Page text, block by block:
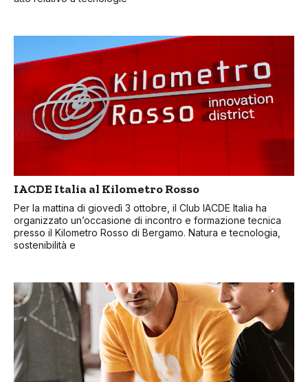
IACDE Italia al Kilometro Rosso
Per la mattina di giovedì 3 ottobre, il Club IACDE Italia ha
organizzato un’occasione di incontro e formazione tecnica
presso il Kilometro Rosso di Bergamo. Natura e tecnologia,
sostenibilità e